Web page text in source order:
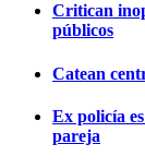
Critican
públicos
Catean
Ex policía
pareja